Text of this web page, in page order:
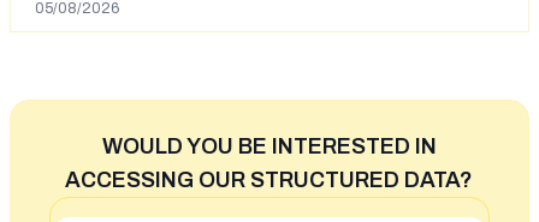
05/08/2026
WOULD YOU BE INTERESTED IN
ACCESSING OUR STRUCTURED DATA?